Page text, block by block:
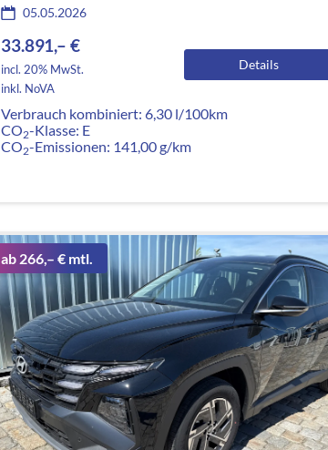
05.05.2026
33.891,– €
incl. 20% MwSt.
inkl. NoVA
Details
Verbrauch kombiniert: 6,30 l/100km
CO2-Klasse: E
CO2-Emissionen: 141,00 g/km
ab 266,– € mtl.